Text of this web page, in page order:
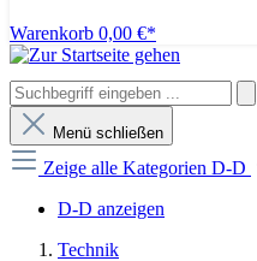
Warenkorb 0,00 €*
Menü schließen
Zeige alle Kategorien D-D
D-D anzeigen
Technik